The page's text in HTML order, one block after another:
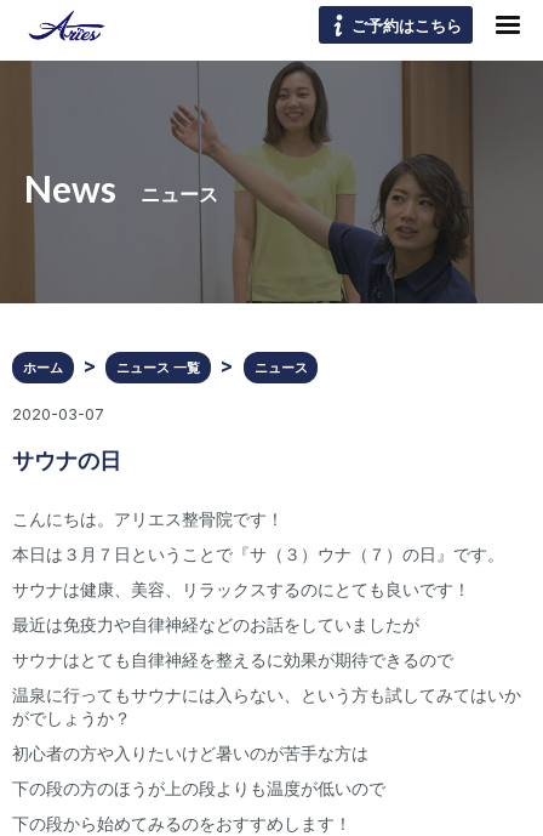
ご予約はこちら
News ニュース
ホーム ニュース 一覧 ニュース
2020-03-07
サウナの日
こんにちは。アリエス整骨院です！
本日は３月７日ということで『サ（３）ウナ（７）の日』です。
サウナは健康、美容、リラックスするのにとても良いです！
最近は免疫力や自律神経などのお話をしていましたが
サウナはとても自律神経を整えるに効果が期待できるので
温泉に行ってもサウナには入らない、という方も試してみてはいか
がでしょうか？
初心者の方や入りたいけど暑いのが苦手な方は
下の段の方のほうが上の段よりも温度が低いので
下の段から始めてみるのをおすすめします！